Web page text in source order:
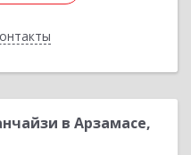
в Арзамасе,